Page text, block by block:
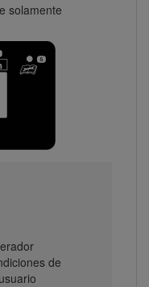
solamente
de